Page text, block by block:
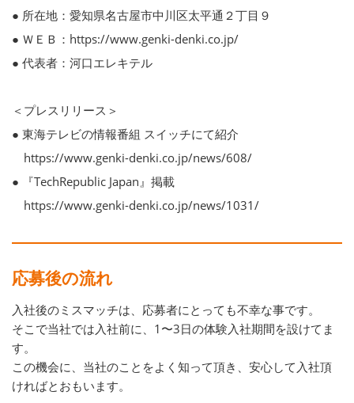
● 所在地：愛知県名古屋市中川区太平通２丁目９
● ＷＥＢ：https://www.genki-denki.co.jp/
● 代表者：河口エレキテル
＜プレスリリース＞
● 東海テレビの情報番組 スイッチにて紹介
https://www.genki-denki.co.jp/news/608/
● 『TechRepublic Japan』掲載
https://www.genki-denki.co.jp/news/1031/
応募後の流れ
入社後のミスマッチは、応募者にとっても不幸な事です。
そこで当社では入社前に、1〜3日の体験入社期間を設けてま
す。
この機会に、当社のことをよく知って頂き、安心して入社頂
ければとおもいます。